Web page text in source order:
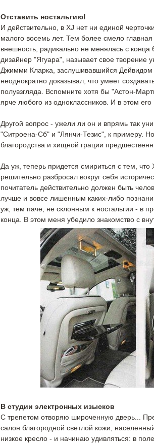
Отставить ностальгию!
И действительно, в XJ нет ни единой
малого восемь лет. Тем более смело главная
внешность, радикально не менялась с
дизайнер "Ягуара", называет свое
Джимми Кларка, заслушивавшийся
неоднократно доказывал, что умеет
полувзгляда. Вспомните хотя бы "Астон-
ярче любого из одноклассников. И в этом
Другой вопрос - ужели ли он и впрямь так
"Ситроена-Сб" и "Лянчи-Тезис", к примеру.
благородства и хищной грации
Да уж, теперь придется смириться с тем, что
решительно разбросал вокруг себя
почитатель действительно должен быть
лучше и вовсе лишенным каких-либо
уж, тем паче, не склонным к ностальгии - в
конца. В этом меня убедило знакомство с
В студии электронных изысков
С трепетом отворяю широченную дверь...
салон благородной светлой кожи,
низкое кресло - и начинаю удивляться: в